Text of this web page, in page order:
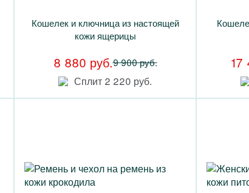
Кошелек и ключница из настоящей
кожи ящерицы
8 880 руб.9 900 руб.
Сплит 2 220 руб.
17